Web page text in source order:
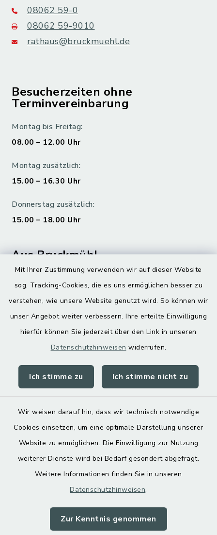
Mit Ihrer Zustimmung verwenden wir auf dieser Website
sog. Tracking-Cookies, die es uns ermöglichen besser zu
verstehen, wie unsere Website genutzt wird. So können wir
unser Angebot weiter verbessern. Ihre erteilte Einwilligung
hierfür können Sie jederzeit über den Link in unseren
Datenschutzhinweisen widerrufen.
Ich stimme zu Ich stimme nicht zu
Wir weisen darauf hin, dass wir technisch notwendige
Cookies einsetzen, um eine optimale Darstellung unserer
Website zu ermöglichen. Die Einwilligung zur Nutzung
weiterer Dienste wird bei Bedarf gesondert abgefragt.
Weitere Informationen finden Sie in unseren
Datenschutzhinweisen.
Zur Kenntnis genommen
08062 59-0
08062 59-9010
rathaus@bruckmuehl.de
Besucherzeiten ohne
Terminvereinbarung
Montag bis Freitag:
08.00 – 12.00 Uhr
Montag zusätzlich:
15.00 – 16.30 Uhr
Donnerstag zusätzlich:
15.00 – 18.00 Uhr
Aus Bruckmühl
Digitaler Ortsplan
Kontakt
Datenschutz
Impressum
Sitemap
Cookie-Einstellungen